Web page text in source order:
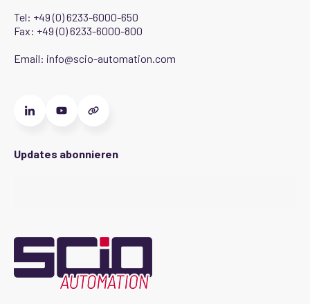
Tel: +49 (0) 6233-6000-650
Fax: +49 (0) 6233-6000-800
Email: info@scio-automation.com
Updates abonnieren